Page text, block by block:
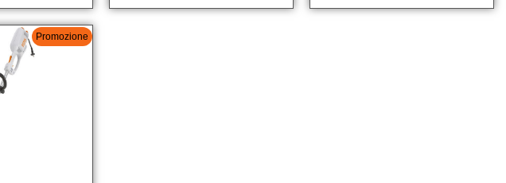
Promozione